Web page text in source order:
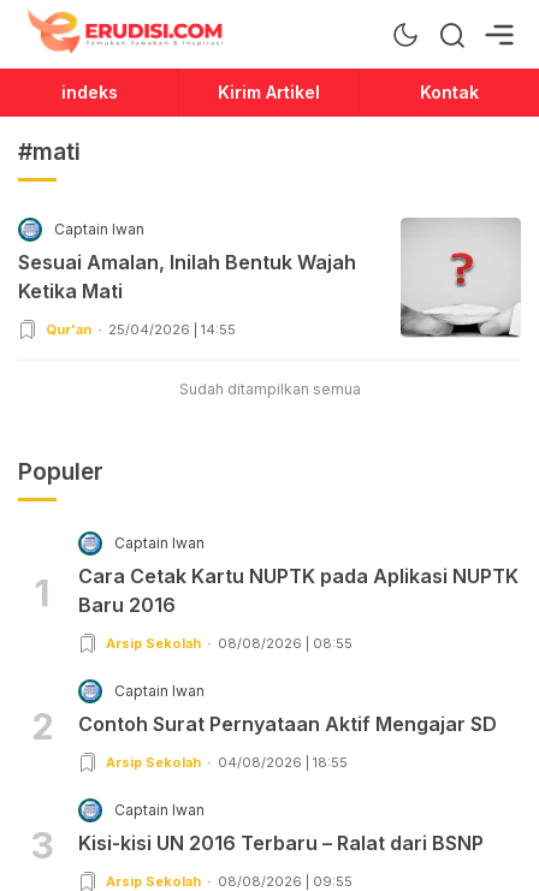
Erudisi
Temukan Jawaban dan Inspirasi
indeks Kirim Artikel Kontak
#mati
Captain Iwan
Sesuai Amalan, Inilah Bentuk Wajah
Ketika Mati
Qur'an 25/04/2026 | 14:55
Sudah ditampilkan semua
Populer
1
Captain Iwan
Cara Cetak Kartu NUPTK pada Aplikasi NUPTK
Baru 2016
Arsip Sekolah 08/08/2026 | 08:55
2
Captain Iwan
Contoh Surat Pernyataan Aktif Mengajar SD
Arsip Sekolah 04/08/2026 | 18:55
3
Captain Iwan
Kisi-kisi UN 2016 Terbaru – Ralat dari BSNP
Arsip Sekolah 08/08/2026 | 09:55